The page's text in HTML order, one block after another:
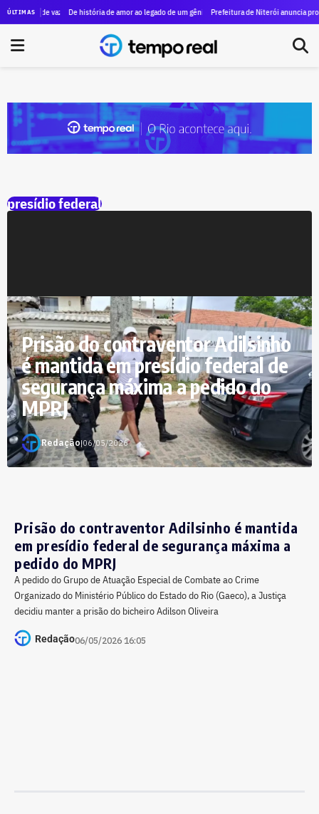
ÚLTIMAS
acusado de vazar dados da esposa de Moraes, pede que ministro não seja relator do caso no
De história de amor ao legado de um gênio, as marcas de Machado de Assis
Prefeitura de Niterói anuncia
presídio federal
Prisão do contraventor Adilsinho
é mantida em presídio federal de
segurança máxima a pedido do
MPRJ
Redação|06/05/2026
Prisão do contraventor Adilsinho é mantida
em presídio federal de segurança máxima a
pedido do MPRJ
A pedido do Grupo de Atuação Especial de Combate ao Crime
Organizado do Ministério Público do Estado do Rio (Gaeco), a Justiça
decidiu manter a prisão do bicheiro Adilson Oliveira
Redação06/05/2026 16:05